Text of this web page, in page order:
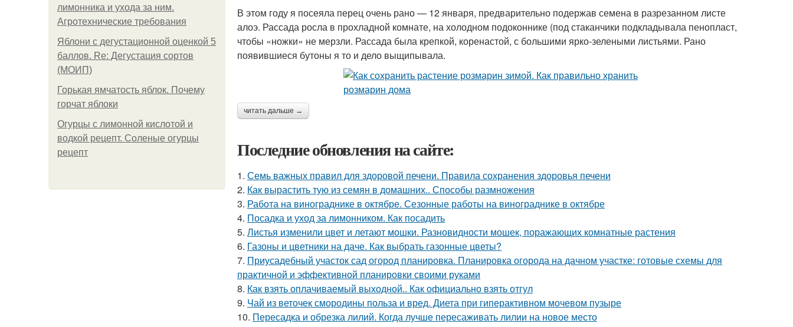
лимонника и ухода за ним.
Агротехнические требования
Яблони с дегустационной оценкой 5
баллов. Re: Дегустация сортов
(МОИП)
Горькая ямчатость яблок. Почему
горчат яблоки
Огурцы с лимонной кислотой и
водкой рецепт. Соленые огурцы
рецепт
В этом году я посеяла перец очень рано — 12 января, предварительно подержав семена в разрезанном листе
алоэ. Рассада росла в прохладной комнате, на холодном подоконнике (под стаканчики подкладывала пенопласт,
чтобы «ножки» не мерзли. Рассада была крепкой, коренастой, с большими ярко-зелеными листьями. Рано
появившиеся бутоны я то и дело выщипывала.
читать дальше →
Последние обновления на сайте:
1. Семь важных правил для здоровой печени. Правила сохранения здоровья печени
2. Как вырастить тую из семян в домашних.. Способы размножения
3. Работа на винограднике в октябре. Сезонные работы на винограднике в октябре
4. Посадка и уход за лимонником. Как посадить
5. Листья изменили цвет и летают мошки. Разновидности мошек, поражающих комнатные растения
6. Газоны и цветники на даче. Как выбрать газонные цветы?
7. Приусадебный участок сад огород планировка. Планировка огорода на дачном участке: готовые схемы для
практичной и эффективной планировки своими руками
8. Как взять оплачиваемый выходной.. Как официально взять отгул
9. Чай из веточек смородины польза и вред. Диета при гиперактивном мочевом пузыре
10. Пересадка и обрезка лилий. Когда лучше пересаживать лилии на новое место